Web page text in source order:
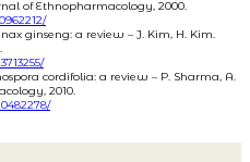
of Ethnopharmacology, 2000.
ginseng: a review – J. Kim, H. Kim.
cordifolia: a review – P. Sharma, A.
2010.